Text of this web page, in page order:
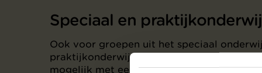
Speciaal en
Ook voor groepen uit het speciaal
praktijkonderwijs is een bezoek aan het
mogelijk met een programma op maat die